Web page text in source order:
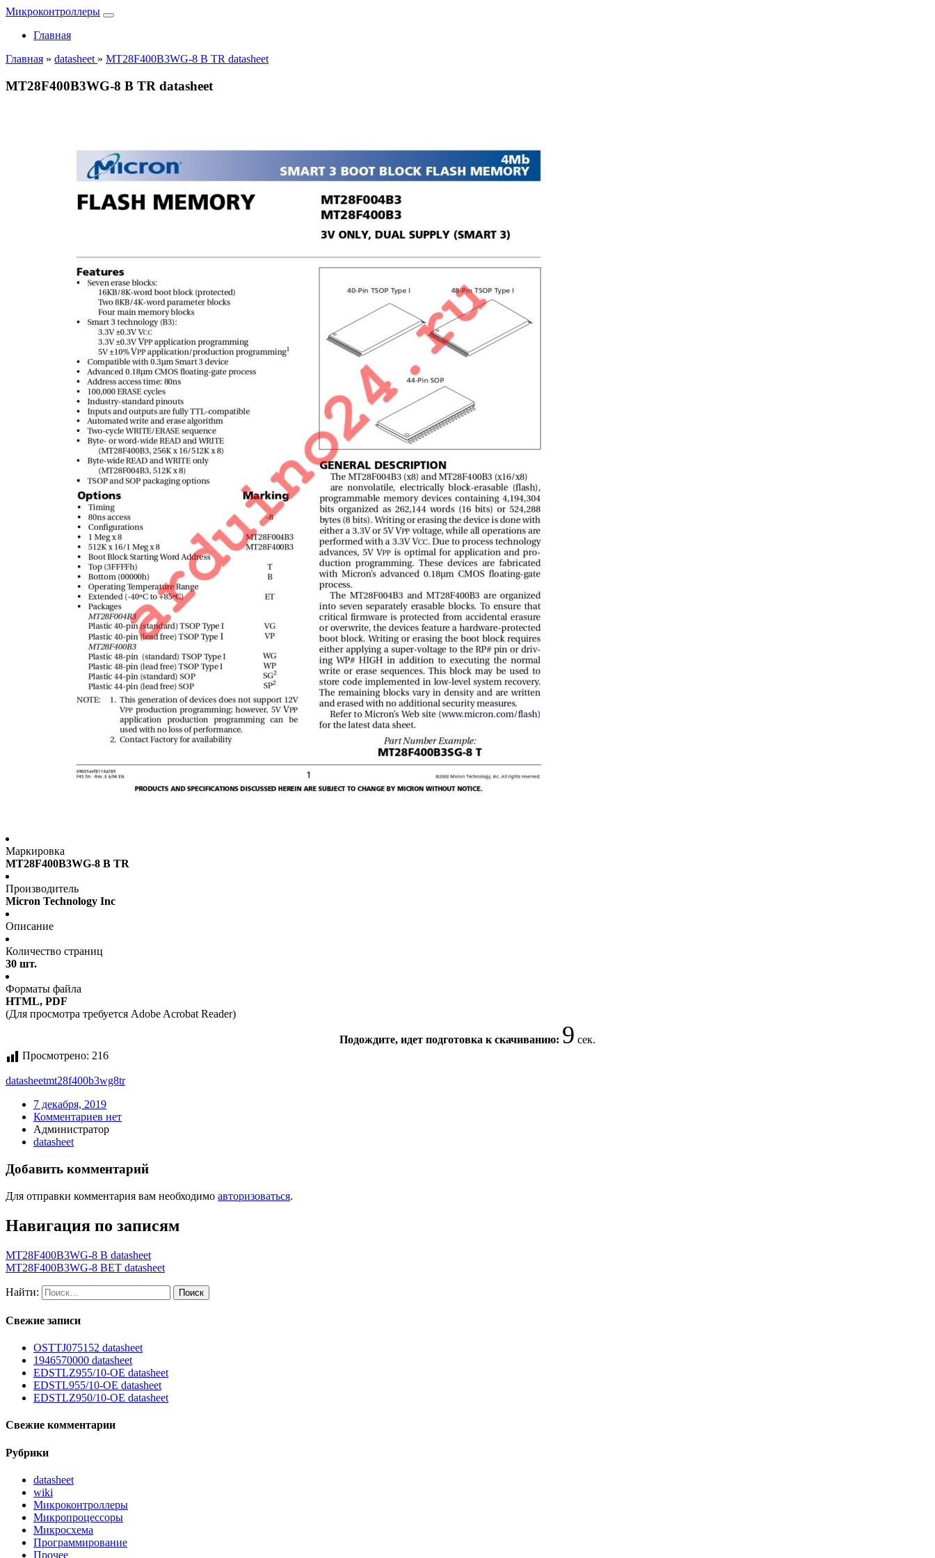
Микроконтроллеры
Главная
Главная » datasheet » MT28F400B3WG-8 B TR datasheet
MT28F400B3WG-8 B TR datasheet
Маркировка
MT28F400B3WG-8 B TR
Производитель
Micron Technology Inc
Описание
Количество страниц
30 шт.
Форматы файла
HTML, PDF
(Для просмотра требуется Adobe Acrobat Reader)
Подождите, идет подготовка к скачиванию: 8 сек.
Просмотрено: 216
datasheetmt28f400b3wg8tr
7 декабря, 2019
Комментариев нет
Администратор
datasheet
Добавить комментарий
Для отправки комментария вам необходимо авторизоваться.
Навигация по записям
MT28F400B3WG-8 B datasheet
MT28F400B3WG-8 BET datasheet
Найти:
Свежие записи
OSTTJ075152 datasheet
1946570000 datasheet
EDSTLZ955/10-OE datasheet
EDSTL955/10-OE datasheet
EDSTLZ950/10-OE datasheet
Свежие комментарии
Рубрики
datasheet
wiki
Микроконтроллеры
Микропроцессоры
Микросхема
Программирование
Прочее